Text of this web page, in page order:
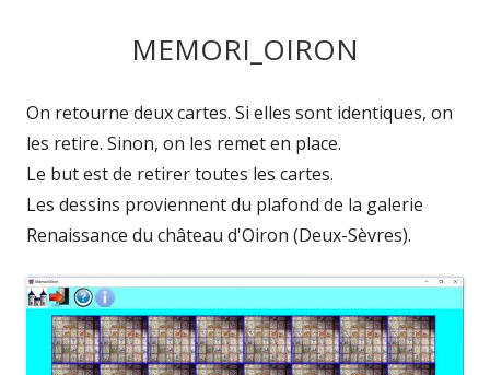
MEMORI_OIRON
On retourne deux cartes. Si elles sont identiques, on
les retire. Sinon, on les remet en place.
Le but est de retirer toutes les cartes.
Les dessins proviennent du plafond de la galerie
Renaissance du château d'Oiron (Deux-Sèvres).